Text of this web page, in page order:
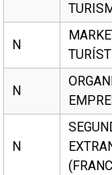
N
N
N